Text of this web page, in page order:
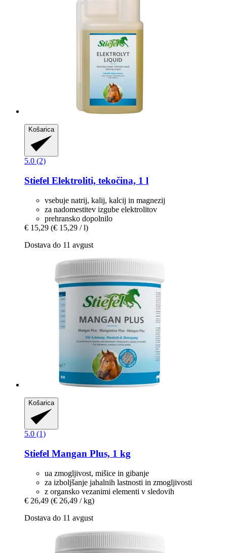
Košarica
5.0 (2)
Stiefel Elektroliti, tekočina, 1 l
vsebuje natrij, kalij, kalcij in magnezij
za nadomestitev izgube elektrolitov
prehransko dopolnilo
€ 15,29 (€ 15,29 / l)
Dostava do 11 avgust
Košarica
5.0 (1)
Stiefel Mangan Plus, 1 kg
ua zmogljivost, mišice in gibanje
za izboljšanje jahalnih lastnosti in zmogljivosti
z organsko vezanimi elementi v sledovih
€ 26,49 (€ 26,49 / kg)
Dostava do 11 avgust